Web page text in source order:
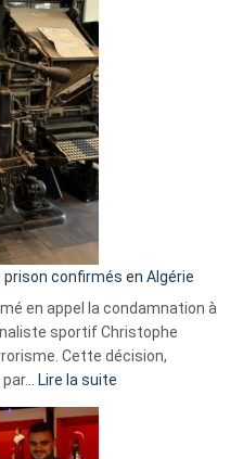
:
Pays-
Bas,
Espagne,
Irlande
et
Slovénie
rejettent
la
présence
d’Israël
prison confirmés en Algérie
en appel la condamnation à
sportif Christophe
Cette décision,
Lire la suite